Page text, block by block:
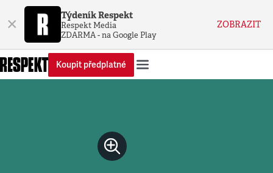
× Týdeník Respekt
Respekt Media
ZDARMA - na Google Play
ZOBRAZIT
Koupit předplatné